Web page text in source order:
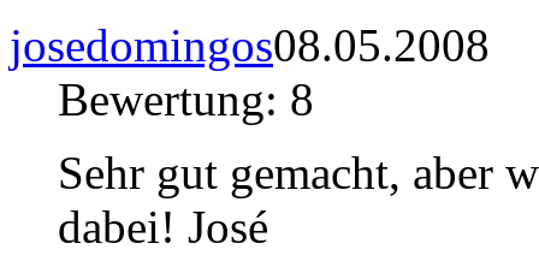
josedomingos08.05.2008
Bewertung: 8
Sehr gut gemacht, aber
dabei! José